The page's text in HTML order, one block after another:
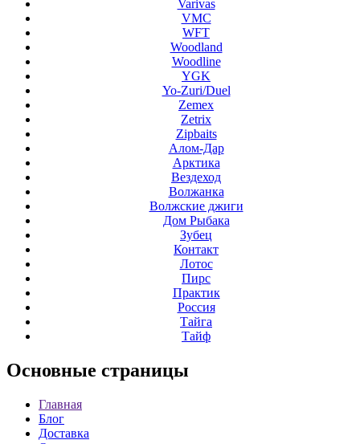
Varivas
VMC
WFT
Woodland
Woodline
YGK
Yo-Zuri/Duel
Zemex
Zetrix
Zipbaits
Алом-Дар
Арктика
Вездеход
Волжанка
Волжские джиги
Дом Рыбака
Зубец
Контакт
Лотос
Пирс
Практик
Россия
Тайга
Тайф
Основные страницы
Главная
Блог
Доставка